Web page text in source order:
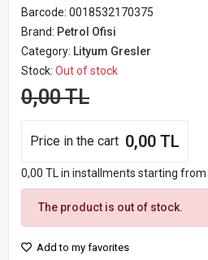
Barcode: 0018532170375
Brand: Petrol Ofisi
Category: Lityum Gresler
Stock: Out of stock
0,00 TL
Price in the cart 0,00 TL
0,00 TL in installments starting from ..
The product is out of stock.
Add to my favorites